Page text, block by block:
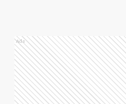
Ads